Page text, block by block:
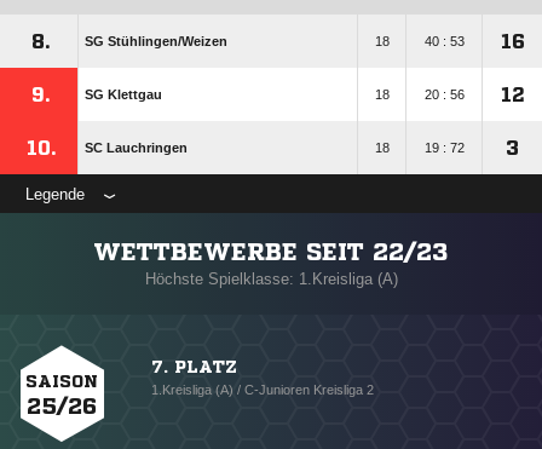
8. SG Stühlingen/​Weizen 18 40 : 53 16
9. SG Klettgau 18 20 : 56 12
10. SC Lauchringen 18 19 : 72 3
Legende
WETTBEWERBE SEIT 22/23
Höchste Spielklasse: 1.Kreisliga (A)
SAISON
25/26
7. PLATZ
1.Kreisliga (A) / C-Junioren Kreisliga 2